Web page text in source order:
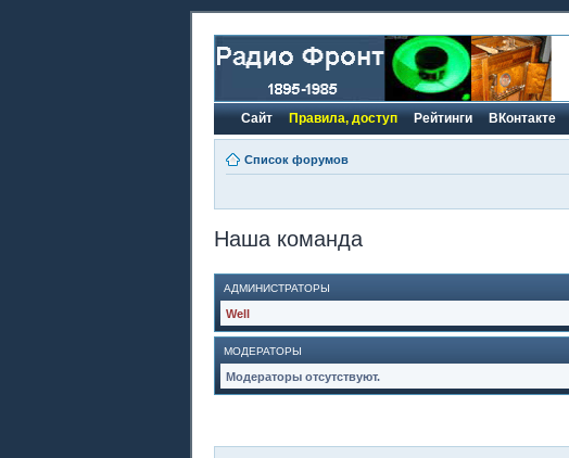
Сайт Правила, доступ Рейтинги ВКонтакте
Список форумов
Наша команда
АДМИНИСТРАТОРЫ
Well
МОДЕРАТОРЫ
Модераторы отсутствуют.